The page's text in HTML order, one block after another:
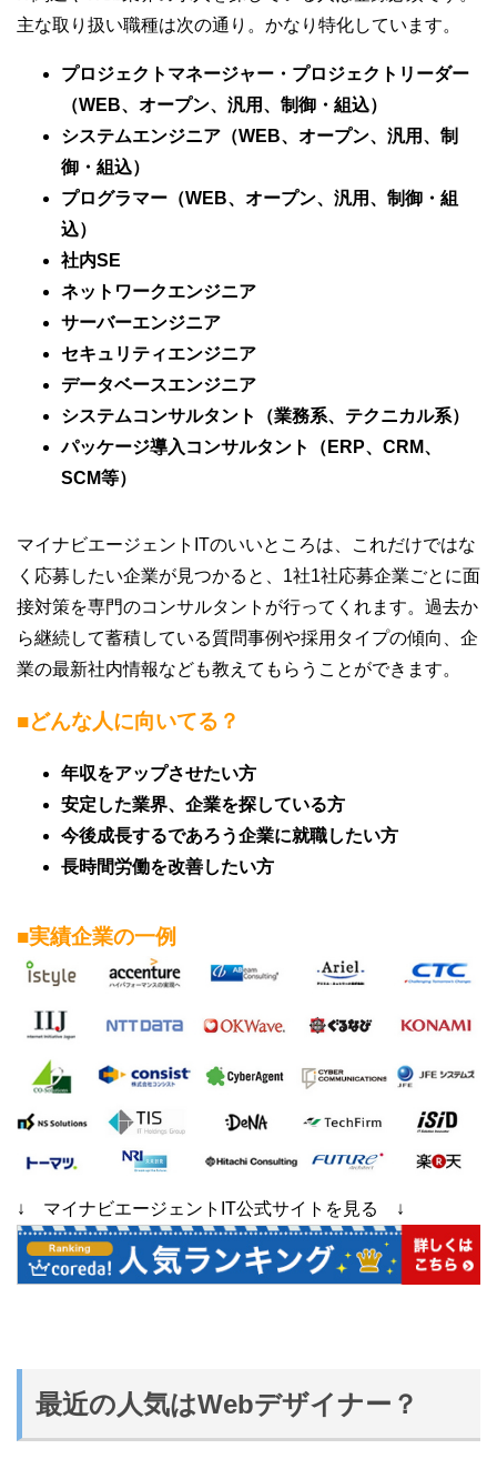
主な取り扱い職種は次の通り。かなり特化しています。
プロジェクトマネージャー・プロジェクトリーダー
（WEB、オープン、汎用、制御・組込）
システムエンジニア（WEB、オープン、汎用、制
御・組込）
プログラマー（WEB、オープン、汎用、制御・組
込）
社内SE
ネットワークエンジニア
サーバーエンジニア
セキュリティエンジニア
データベースエンジニア
システムコンサルタント（業務系、テクニカル系）
パッケージ導入コンサルタント（ERP、CRM、
SCM等）
マイナビエージェントITのいいところは、これだけではな
く応募したい企業が見つかると、1社1社応募企業ごとに面
接対策を専門のコンサルタントが行ってくれます。過去か
ら継続して蓄積している質問事例や採用タイプの傾向、企
業の最新社内情報なども教えてもらうことができます。
■どんな人に向いてる？
年収をアップさせたい方
安定した業界、企業を探している方
今後成長するであろう企業に就職したい方
長時間労働を改善したい方
■実績企業の一例
↓ マイナビエージェントIT公式サイトを見る ↓
最近の人気はWebデザイナー？